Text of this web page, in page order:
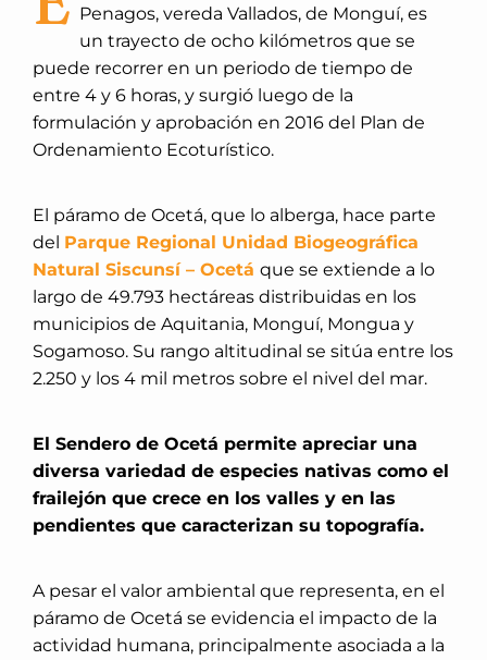
Penagos, vereda Vallados, de Monguí, es
un trayecto de ocho kilómetros que se
puede recorrer en un periodo de tiempo de
entre 4 y 6 horas, y surgió luego de la
formulación y aprobación en 2016 del Plan de
Ordenamiento Ecoturístico.
El páramo de Ocetá, que lo alberga, hace parte
del Parque Regional Unidad Biogeográfica
Natural Siscunsí – Ocetá que se extiende a lo
largo de 49.793 hectáreas distribuidas en los
municipios de Aquitania, Monguí, Mongua y
Sogamoso. Su rango altitudinal se sitúa entre los
2.250 y los 4 mil metros sobre el nivel del mar.
El Sendero de Ocetá permite apreciar una
diversa variedad de especies nativas como el
frailejón que crece en los valles y en las
pendientes que caracterizan su topografía.
A pesar el valor ambiental que representa, en el
páramo de Ocetá se evidencia el impacto de la
actividad humana, principalmente asociada a la